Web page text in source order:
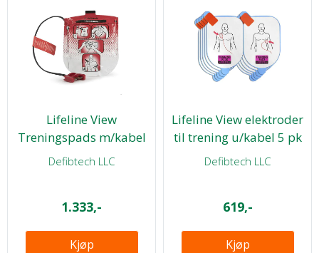
Lifeline View
Treningspads m/kabel
1 sett
Defibtech LLC
1.333,-
Kjøp
Lifeline View elektroder
til trening u/kabel 5 pk
Defibtech LLC
619,-
Kjøp